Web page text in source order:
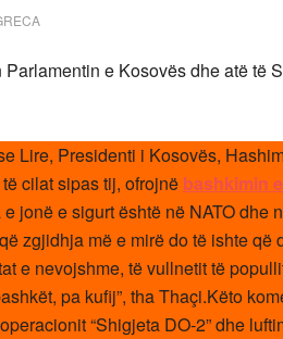
e Kosovës dhe atë të
Lire, Presidenti i Kosovës,
cilat sipas tij, ofrojnë bashkimin
e jonë e sigurt është në NATO
zgjidhja më e mirë do të ishte
e nevojshme, të vullnetit të
pa kufij”, tha Thaçi.Këto
“Shigjeta DO-2” dhe